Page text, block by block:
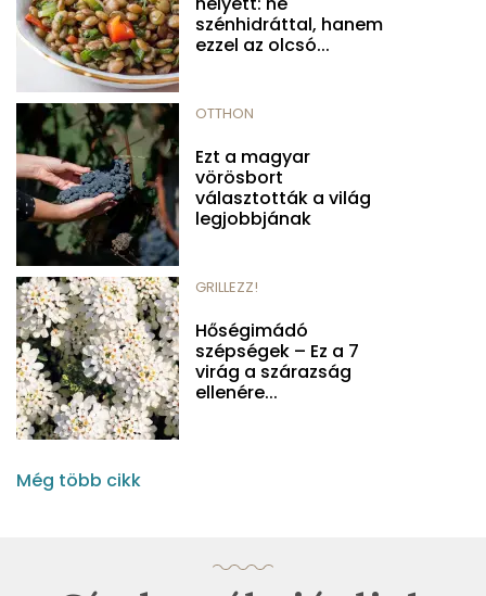
szénhidráttal, hanem
ezzel az olcsó...
OTTHON
Ezt a magyar
vörösbort
választották a világ
legjobbjának
GRILLEZZ!
Hőségimádó
szépségek – Ez a 7
virág a szárazság
ellenére...
Még több cikk